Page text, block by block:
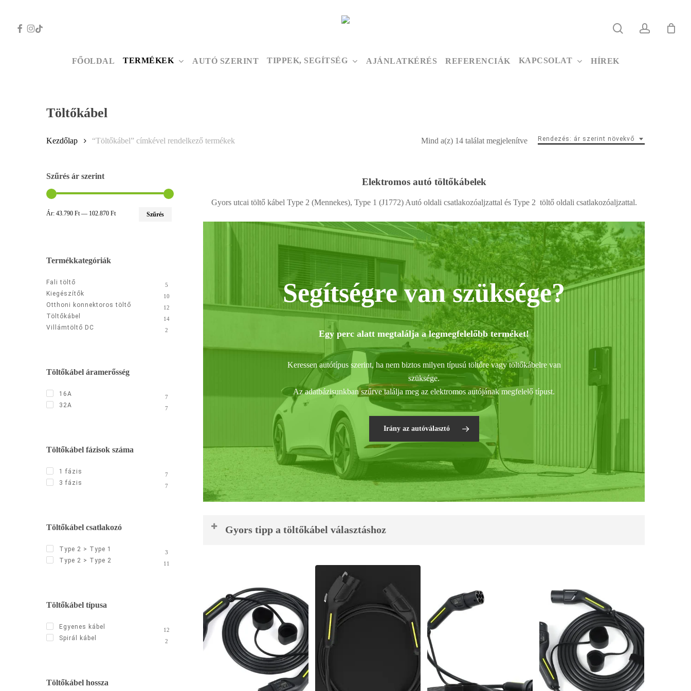
FACEBOOK
INSTAGRAM
TIKTOK
FŐOLDAL TERMÉKEK AUTÓ SZERINT TIPPEK, SEGÍTSÉG AJÁNLATKÉRÉS REFERENCIÁK KAPCSOLAT HÍREK
Töltőkábel
Rendezés: ár szerint növekvő
Mind a(z) 14 találat megjelenítveSorted
low
to
high
Kezdőlap “Töltőkábel” címkével rendelkező termékek
Szűrés ár szerint
Szűrés
Ár: 43.790 Ft— 102.870 Ft
Termékkategóriák
Fali töltő 5
Kiegészítők 10
Otthoni konnektoros töltő 12
Töltőkábel 14
Villámtöltő DC 2
Töltőkábel áramerősség
16A 7
32A 7
Töltőkábel fázisok száma
1 fázis 7
3 fázis 7
Töltőkábel csatlakozó
Type 2 > Type 1 3
Type 2 > Type 2 11
Töltőkábel típusa
Egyenes kábel 12
Spirál kábel 2
Töltőkábel hossza
Elektromos autó töltőkábelek
Gyors utcai töltő kábel Type 2 (Mennekes), Type 1 (J1772) Autó oldali csatlakozóaljzattal és Type 2 töltő oldali csatlakozóaljzattal.
Segítségre van szüksége?
Egy perc alatt megtalálja a legmegfelelőbb terméket!
Keressen autótípus szerint, ha nem biztos milyen típusú töltőre vagy töltőkábelre van
szüksége.
Az adatbázisunkban szűrve találja meg az elektromos autójának megfelelő típust.
Irány az autóválasztó
Gyors tipp a töltőkábel választáshoz
Minden autó típushoz megtalálja a megbízható gyártó által készített prémium kategóriájú töltőkábelt kínálatunkban. Alkalmasak a
közterületen lévő töltőállomásokhoz és otthoni fali töltőhöz is egyaránt. Egyszerűen csatlakoztatható a töltőhöz és az elektromos
autó csatlakozójához és már indítható is a töltés.
Töltőkábel típusok:
Egy és három fázisú kábel
Választásnál figyelembe kell venni az autóba beépített töltés vezérlő tulajdonságát, hogy egy vagy három fázisú töltőkábel szükséges.
– Három fázisú töltőkábel: alkalmas egy, kettő és három fázisú töltésre.